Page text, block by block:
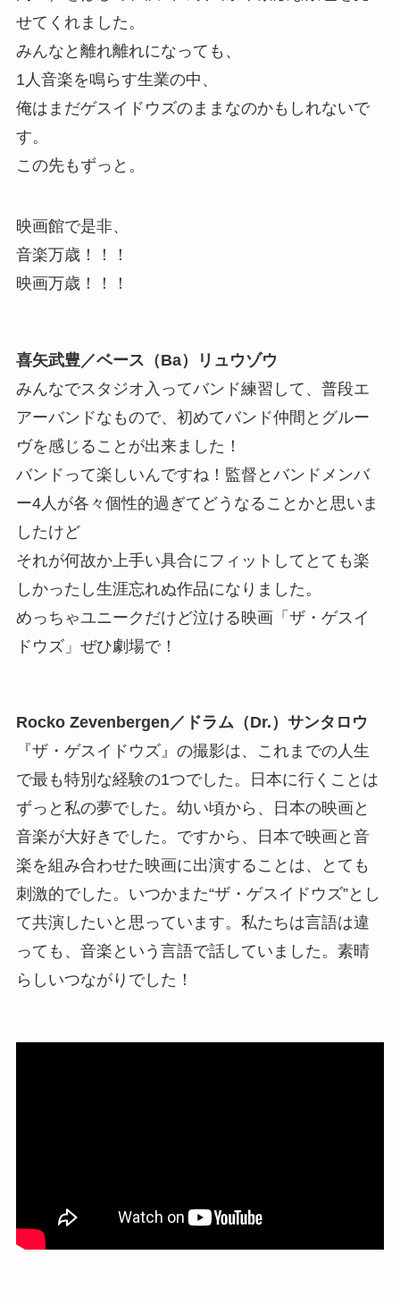
せてくれました。
みんなと離れ離れになっても、
1人音楽を鳴らす生業の中、
俺はまだゲスイドウズのままなのかもしれないで
す。
この先もずっと。
映画館で是非、
音楽万歳！！！
映画万歳！！！
喜矢武豊／ベース（Ba）リュウゾウ
みんなでスタジオ入ってバンド練習して、普段エ
アーバンドなもので、初めてバンド仲間とグルー
ヴを感じることが出来ました！
バンドって楽しいんですね！監督とバンドメンバ
ー4人が各々個性的過ぎてどうなることかと思いま
したけど
それが何故か上手い具合にフィットしてとても楽
しかったし生涯忘れぬ作品になりました。
めっちゃユニークだけど泣ける映画「ザ・ゲスイ
ドウズ」ぜひ劇場で！
Rocko Zevenbergen／ドラム（Dr.）サンタロウ
『ザ・ゲスイドウズ』の撮影は、これまでの人生
で最も特別な経験の1つでした。日本に行くことは
ずっと私の夢でした。幼い頃から、日本の映画と
音楽が大好きでした。ですから、日本で映画と音
楽を組み合わせた映画に出演することは、とても
刺激的でした。いつかまた“ザ・ゲスイドウズ”とし
て共演したいと思っています。私たちは言語は違
っても、音楽という言語で話していました。素晴
らしいつながりでした！